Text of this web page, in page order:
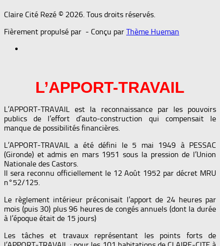
Claire Cité Rezé © 2026. Tous droits réservés.
Fièrement propulsé par - Conçu par Thème Hueman
L’APPORT-TRAVAIL
L’APPORT-TRAVAIL est la reconnaissance par les pouvoirs
publics de l’effort d’auto-construction qui compensait le
manque de possibilités financières.
L’APPORT-TRAVAIL a été défini le 5 mai 1949 à PESSAC
(Gironde) et admis en mars 1951 sous la pression de l’Union
Nationale des Castors.
Il sera reconnu officiellement le 12 Août 1952 par décret MRU
n°52/125.
Le règlement intérieur préconisait l’apport de 24 heures par
mois (puis 30) plus 96 heures de congés annuels (dont la durée
à l’époque était de 15 jours)
Les tâches et travaux représentant les points forts de